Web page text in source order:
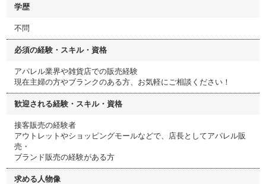
学歴
不問
必須の経験・スキル・資格
アパレル業界や雑貨店での販売経験
現在主婦の方やブランクのある方、お気軽にご相談ください！
歓迎される経験・スキル・資格
接客販売の経験者
アウトレットやショッピングモールなどで、店長としてアパレル販
売・
ブランド販売の経験がある方
求める人物像